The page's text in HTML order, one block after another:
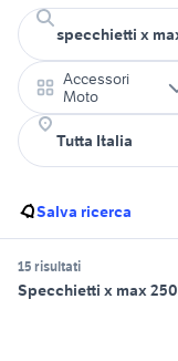
Accessori
Moto
Salva ricerca
15 risultati
Specchietti x max